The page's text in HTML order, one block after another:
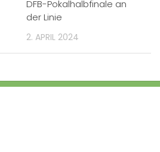
DFB-Pokalhalbfinale an
der Linie
2. APRIL 2024